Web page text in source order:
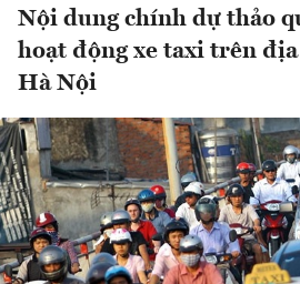
Nội dung chính dự thảo
hoạt động xe taxi trên
Hà Nội